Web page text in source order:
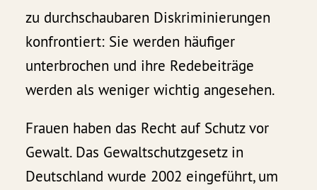
zu durchschaubaren Diskriminierungen
konfrontiert: Sie werden häufiger
unterbrochen und ihre Redebeiträge
werden als weniger wichtig angesehen.
Frauen haben das Recht auf Schutz vor
Gewalt. Das Gewaltschutzgesetz in
Deutschland wurde 2002 eingeführt, um